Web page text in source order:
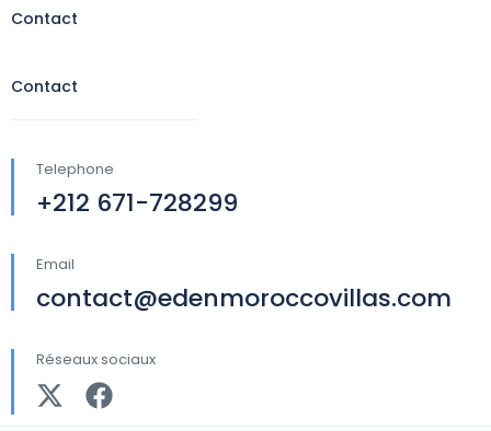
Contact
Contact
Telephone
+212 671-728299
Email
contact@edenmoroccovillas.com
Réseaux sociaux